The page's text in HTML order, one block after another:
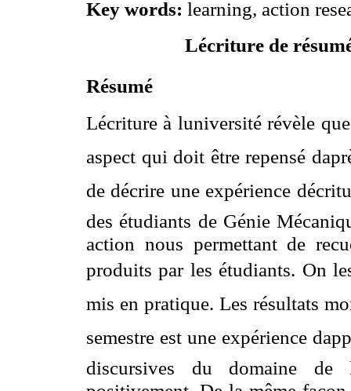
Key words: learning, action
Lécriture de
Résumé
Lécriture à luniversité révèle
aspect qui doit être repensé
de décrire une expérience
des étudiants de Génie
action nous permettant de
produits par les étudiants. On
mis en pratique. Les résultats
semestre est une expérience
discursives du domaine